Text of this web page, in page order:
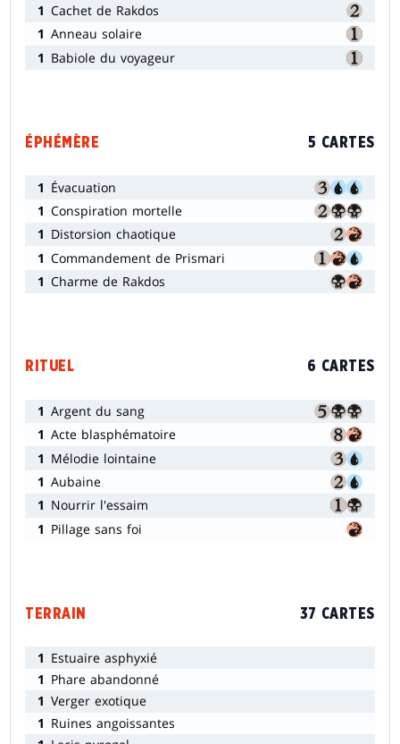
1 Cachet de Rakdos
1 Anneau solaire
1 Babiole du voyageur
ÉPHÉMÈRE 5 CARTES
1 Évacuation
1 Conspiration mortelle
1 Distorsion chaotique
1 Commandement de Prismari
1 Charme de Rakdos
RITUEL 6 CARTES
1 Argent du sang
1 Acte blasphématoire
1 Mélodie lointaine
1 Aubaine
1 Nourrir l'essaim
1 Pillage sans foi
TERRAIN 37 CARTES
1 Estuaire asphyxié
1 Phare abandonné
1 Verger exotique
1 Ruines angoissantes